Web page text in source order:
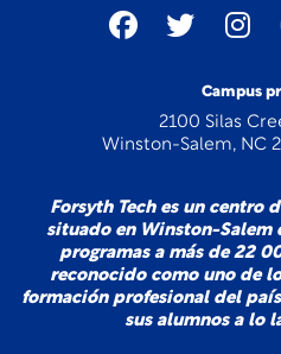
Campus
2100 Silas
Winston-Salem, NC
Forsyth Tech es un centro
situado en Winston-Salem
programas a más de 22
reconocido como uno de
formación profesional del
sus alumnos a lo